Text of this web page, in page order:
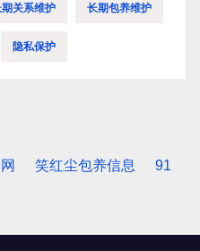
关系维护 长期包养维护
隐私保护
笑红尘包养信息
91